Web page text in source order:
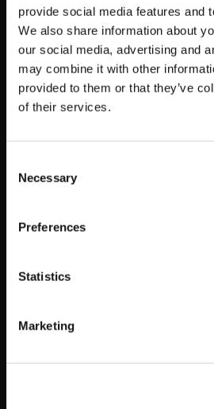
provide social media features and
We also share information about
our social media, advertising and
may combine it with other
provided to them or that they’ve
of their services.
Selection
Necessary
Preferences
Statistics
Marketing
【単曲】モ
トーリーズ
150円